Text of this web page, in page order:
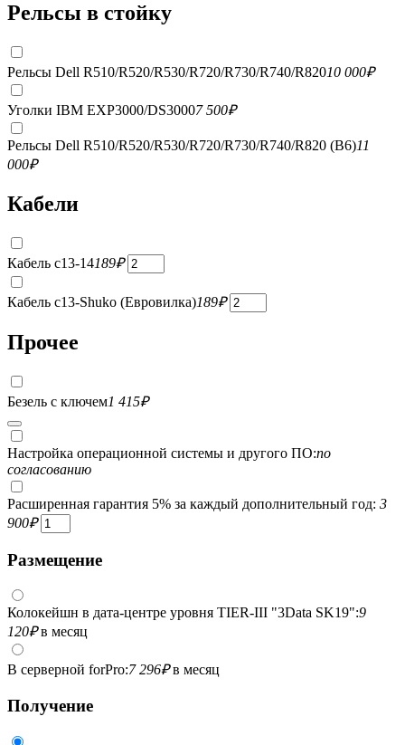
Рельсы в стойку
Рельсы Dell R510/R520/R530/R720/R730/R740/R82010 000₽
Уголки IBM EXP3000/DS30007 500₽
Рельсы Dell R510/R520/R530/R720/R730/R740/R820 (B6)11
000₽
Кабели
Кабель c13-14189₽
Кабель c13-Shuko (Евровилка)189₽
Прочее
Безель с ключем1 415₽
Настройка операционной системы и другого ПО:по
согласованию
Расширенная гарантия 5% за каждый дополнительный год: 3
900₽
Размещение
Колокейшн в дата-центре уровня TIER-III "3Data SK19":9
120₽в месяц
В серверной forPro:7 296₽в месяц
Получение